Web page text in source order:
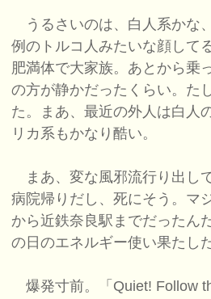
うるさいのは、白人系かな
例のトルコ人みたいな顔して
肥満体で大家族。あとから乗
の方が静かだったくらい。た
た。まあ、最近の外人は白人
リカ系もかなり酷い。
まあ、変な風邪流行り出し
病院帰りだし、死にそう。マ
から近鉄奈良駅までだったん
の日のエネルギー使い果たした
爆発寸前。「Quiet! Follow